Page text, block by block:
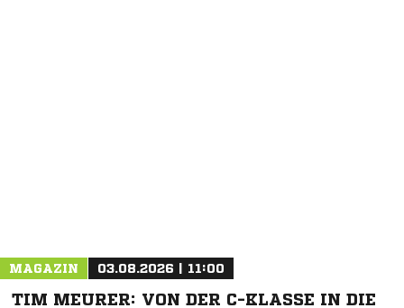
MAGAZIN 03.08.2026 | 11:00
TIM MEURER: VON DER C-KLASSE IN DIE